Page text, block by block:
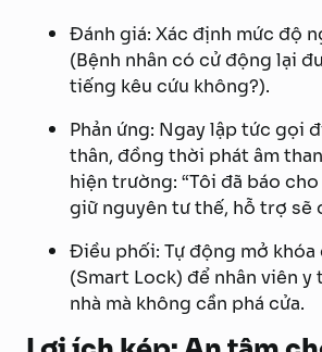
Đánh giá: Xác định mức độ
(Bệnh nhân có cử động lại
tiếng kêu cứu không?).
Phản ứng: Ngay lập tức gọi
thân, đồng thời phát âm
hiện trường: “Tôi đã báo
giữ nguyên tư thế, hỗ trợ sẽ
Điều phối: Tự động mở
(Smart Lock) để nhân viên y
nhà mà không cần phá cửa.